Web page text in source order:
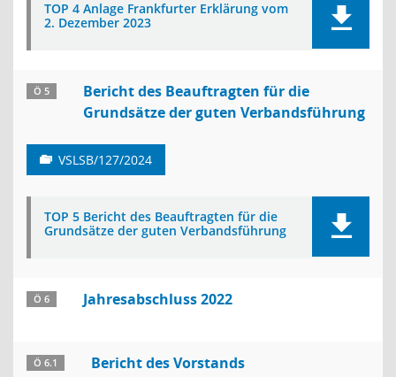
TOP 4 Anlage Frankfurter Erklärung vom
2. Dezember 2023
Ö 5
Bericht des Beauftragten für die
Grundsätze der guten Verbandsführung
VSLSB/127/2024
TOP 5 Bericht des Beauftragten für die
Grundsätze der guten Verbandsführung
Ö 6 Jahresabschluss 2022
Ö 6.1 Bericht des Vorstands